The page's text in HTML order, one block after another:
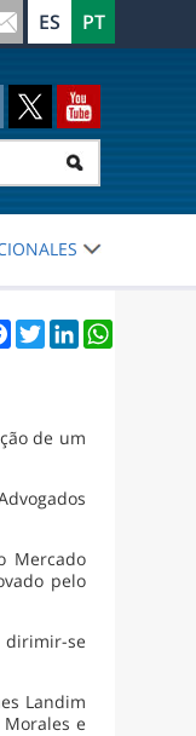
Facebook
TwitterLinkedInWhatsApp
de um
Mercado
pelo
dirimir-se
Landim
e